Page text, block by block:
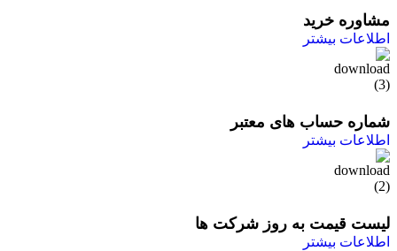
مشاوره خرید
اطلاعات بیشتر
شماره حساب های معتبر
اطلاعات بیشتر
لیست قیمت به روز شرکت ها
اطلاعات بیشتر